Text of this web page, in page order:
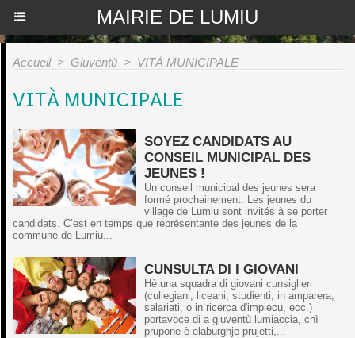
MAIRIE DE LUMIU
Accueil > Giuventù > VITÀ MUNICIPALE
VITÀ MUNICIPALE
SOYEZ CANDIDATS AU
CONSEIL MUNICIPAL DES
JEUNES !
Un conseil municipal des jeunes sera
formé prochainement. Les jeunes du
village de Lumiu sont invités à se porter
candidats. C’est en temps que représentante des jeunes de la
commune de Lumiu...
CUNSULTA DI I GIOVANI
Hè una squadra di giovani cunsiglieri
(cullegiani, liceani, studienti, in amparera,
salariati, o in ricerca d'impiecu, ecc.)
portavoce di a giuventù lumiaccia, chì
prupone è elaburghje prujetti,...